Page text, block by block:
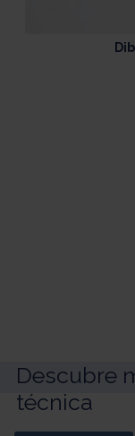
Descubre
técnica